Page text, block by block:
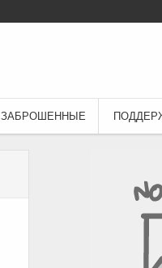
ЗАБРОШЕННЫЕ